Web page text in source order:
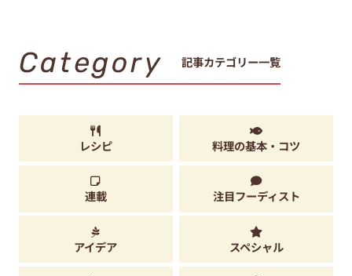
Category 記事カテゴリー一覧
レシピ 料理の基本・コツ
連載 注目フーディスト
アイデア スペシャル